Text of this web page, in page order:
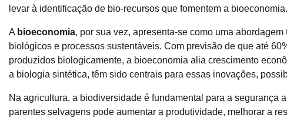
levar à identificação de bio-recursos que fomentem a bioeconomia.
A bioeconomia, por sua vez, apresenta-se como uma
biológicos e processos sustentáveis. Com previsão de que até
produzidos biologicamente, a bioeconomia alia crescimento
a biologia sintética, têm sido centrais para essas inovações,
Na agricultura, a biodiversidade é fundamental para a segurança
parentes selvagens pode aumentar a produtividade, melhorar a